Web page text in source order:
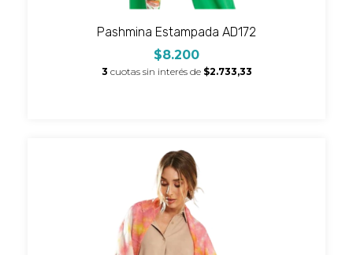
Pashmina Estampada AD172
$8.200
3 cuotas sin interés de $2.733,33